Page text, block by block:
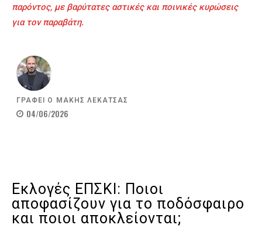
παρόντος, με βαρύτατες αστικές και ποινικές κυρώσεις
για τον παραβάτη.
ΓΡΑΦΕΙ Ο ΜΑΚΗΣ ΛΕΚΑΤΣΑΣ
04/06/2026
Εκλογές ΕΠΣΚΙ: Ποιοι
αποφασίζουν για το ποδόσφαιρο
και ποιοι αποκλείονται;